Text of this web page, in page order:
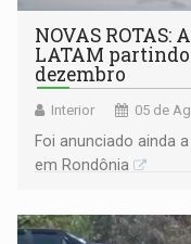
NOVAS
LATAM
dezembro
Interior 05 de
Foi anunciado ainda
em Rondônia